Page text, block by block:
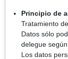
Principio de
Tratamiento
Datos sólo
delegue
Los datos